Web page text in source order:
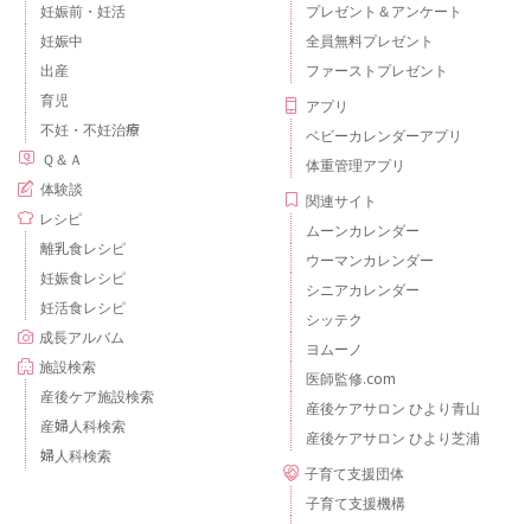
妊娠前・妊活
妊娠中
出産
育児
不妊・不妊治療
Ｑ＆Ａ
体験談
レシピ
離乳食レシピ
妊娠食レシピ
妊活食レシピ
成長アルバム
施設検索
産後ケア施設検索
産婦人科検索
婦人科検索
プレゼント＆アンケート
全員無料プレゼント
ファーストプレゼント
アプリ
ベビーカレンダーアプリ
体重管理アプリ
関連サイト
ムーンカレンダー
ウーマンカレンダー
シニアカレンダー
シッテク
ヨムーノ
医師監修.com
産後ケアサロン ひより青山
産後ケアサロン ひより芝浦
子育て支援団体
子育て支援機構